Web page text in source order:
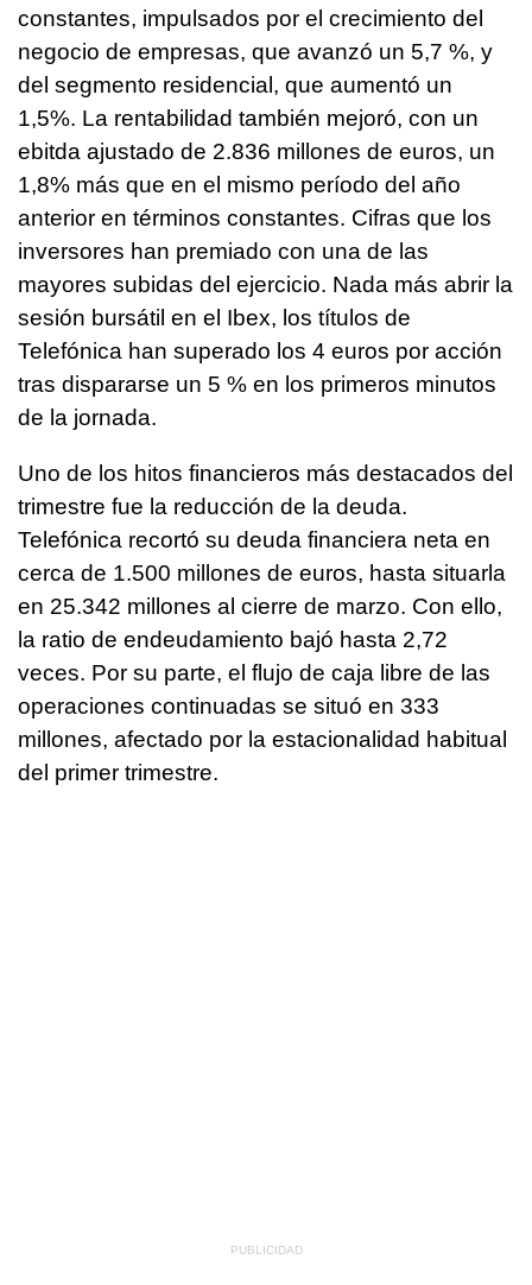
constantes, impulsados por el crecimiento del
negocio de empresas, que avanzó un 5,7 %, y
del segmento residencial, que aumentó un
1,5%. La rentabilidad también mejoró, con un
ebitda ajustado de 2.836 millones de euros, un
1,8% más que en el mismo período del año
anterior en términos constantes. Cifras que los
inversores han premiado con una de las
mayores subidas del ejercicio. Nada más abrir la
sesión bursátil en el Ibex, los títulos de
Telefónica han superado los 4 euros por acción
tras dispararse un 5 % en los primeros minutos
de la jornada.
Uno de los hitos financieros más destacados del
trimestre fue la reducción de la deuda.
Telefónica recortó su deuda financiera neta en
cerca de 1.500 millones de euros, hasta situarla
en 25.342 millones al cierre de marzo. Con ello,
la ratio de endeudamiento bajó hasta 2,72
veces. Por su parte, el flujo de caja libre de las
operaciones continuadas se situó en 333
millones, afectado por la estacionalidad habitual
del primer trimestre.